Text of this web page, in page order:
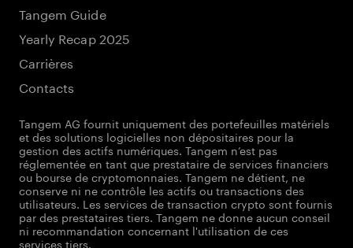
Tangem Guide
Yearly Recap 2025
Carrières
Contacts
Tangem AG fournit uniquement des portefeuilles matériels
et des solutions logicielles non dépositaires pour la
gestion des actifs numériques. Tangem n’est pas
réglementée en tant que prestataire de services financiers
ou bourse de cryptomonnaies. Tangem ne détient, ne
conserve ni ne contrôle les actifs ou transactions des
utilisateurs. Les services de transaction crypto sont fournis
par des prestataires tiers. Tangem ne donne aucun conseil
ni recommandation concernant l'utilisation de ces
services tiers.